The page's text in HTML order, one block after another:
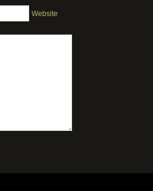
Website